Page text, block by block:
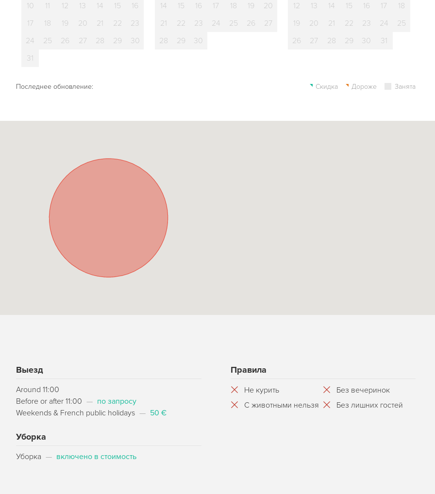
10
11 12 13 14 15
16
17
18 19 20 21 22
23
24
25 26 27 28 29
30
31
14
15 16 17 18 19
20
21
22 23 24 25 26
27
28
29 30
12
13 14 15 16 17
18
19
20 21 22 23 24
25
26
27 28 29 30 31
Последнее обновление: Скидка Дороже Занята
Выезд
Around 11:00
Before or after 11:00 — по запросу
Weekends & French public holidays — 50 €
Уборка
Уборка — включено в стоимость
Правила
Не курить
Без вечеринок
С животными нельзя
Без лишних гостей